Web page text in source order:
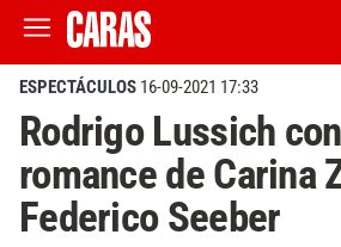
ESPECTÁCULOS 16-09-2021 17:33
Rodrigo Lussich
romance de Carina
Federico Seeber